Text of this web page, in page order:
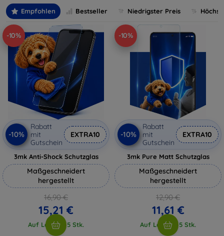
digitales Erlebnis.
Empfohlen Bestseller Niedrigster Preis
-10%
-10%
Rabatt
mit
Gutschein
EXTRA10
3mk Anti-Shock Schutzglas
Maßgeschneidert
hergestellt
16,90 €
15,21 €
Auf Lager > 5 Stk.
-10%
-10%
Rabatt
mit
Gutschein
EXTRA10
3mk Pure Matt Schutzglas
Maßgeschneidert
hergestellt
12,90 €
11,61 €
Auf Lager > 5 Stk.